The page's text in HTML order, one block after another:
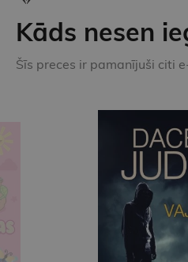
Kāds nesen
Šīs preces ir pamanījuši citi